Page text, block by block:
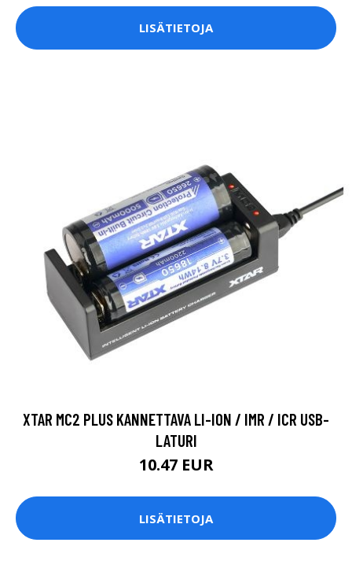
LISÄTIETOJA
XTAR MC2 PLUS KANNETTAVA LI-ION / IMR / ICR USB-
LATURI
10.47 EUR
LISÄTIETOJA